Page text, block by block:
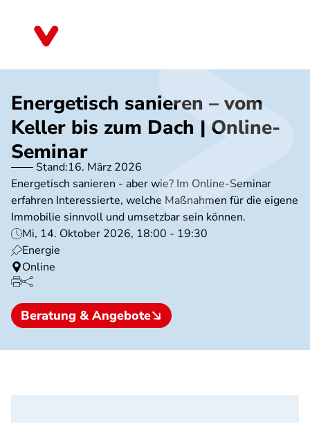
Energetisch sanieren – vom
Keller bis zum Dach | Online-
Seminar
Stand:16. März 2026
Energetisch sanieren - aber wie? Im Online-Seminar
erfahren Interessierte, welche Maßnahmen für die eigene
Immobilie sinnvoll und umsetzbar sein können.
Mi, 14. Oktober 2026, 18:00 - 19:30
Energie
Online
Beratung & Angebote